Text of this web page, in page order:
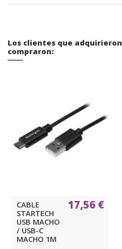
Los clientes que
compraron:
CABLE
STARTECH
USB MACHO
/ USB-C
MACHO 1M
17,56 €